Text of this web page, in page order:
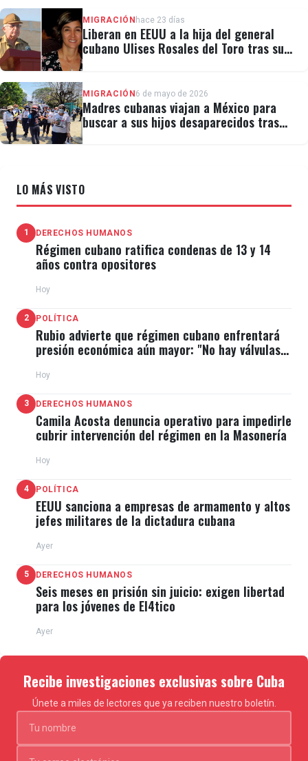
MIGRACIÓN hace 23 días
Liberan en EEUU a la hija del general
cubano Ulises Rosales del Toro tras su
MIGRACIÓN6 de mayo de 2026
Madres cubanas viajan a México para
buscar a sus hijos desaparecidos tras
LO MÁS VISTO
1 DERECHOS HUMANOS
Régimen cubano ratifica condenas de 13 y 14
años contra opositores
Hoy
2 POLÍTICA
Rubio advierte que régimen cubano enfrentará
presión económica aún mayor: "No hay válvulas
Hoy
3 DERECHOS HUMANOS
Camila Acosta denuncia operativo para impedirle
cubrir intervención del régimen en la Masonería
Hoy
4 POLÍTICA
EEUU sanciona a empresas de armamento y altos
jefes militares de la dictadura cubana
Ayer
5 DERECHOS HUMANOS
Seis meses en prisión sin juicio: exigen libertad
para los jóvenes de El4tico
Ayer
Recibe investigaciones exclusivas sobre Cuba
Únete a miles de lectores que ya reciben nuestro boletín.